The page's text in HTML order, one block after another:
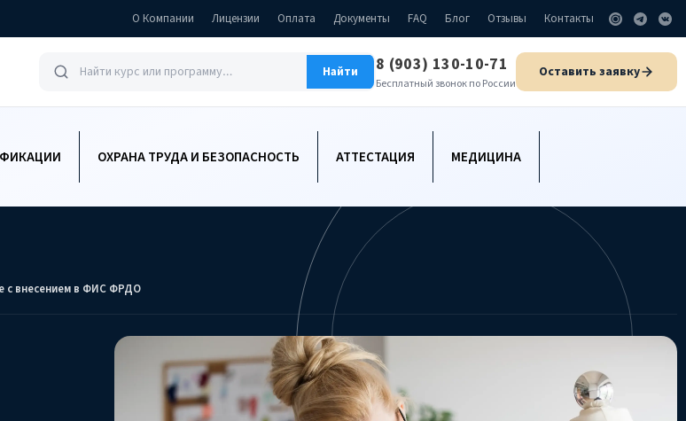
О Компании Лицензии Оплата Документы FAQ Блог Отзывы Контакты
Найти 8 (903) 130-10-71
Бесплатный звонок по России
Оставить заявку
ОХРАНА ТРУДА И БЕЗОПАСНОСТЬ АТТЕСТАЦИЯ МЕДИЦИНА
с внесением в ФИС ФРДО